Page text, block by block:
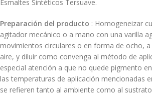
Esmaltes Sintéticos Tersuave.
Preparación del producto : Homogeneizar
agitador mecánico o a mano con una varilla
movimientos circulares o en forma de ocho,
aire, y diluir como convenga al método de
especial atención a que no quede pigmento
las temperaturas de aplicación mencionadas
se refieren tanto al ambiente como al